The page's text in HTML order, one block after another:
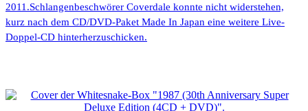
2011.Schlangenbeschwörer Coverdale konnte nicht widerstehen,
kurz nach dem CD/DVD-Paket Made In Japan eine weitere Live-
Doppel-CD hinterherzuschicken.